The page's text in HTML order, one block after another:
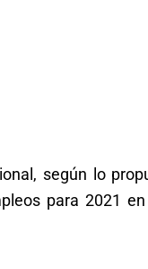
según lo
para 2021